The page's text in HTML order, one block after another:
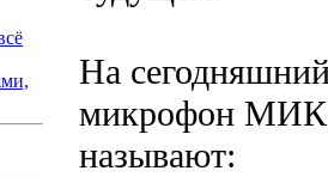
На
микрофон МИК-
называют: